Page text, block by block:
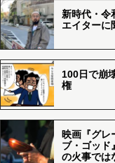
新時代・令
エイターに
100日で崩
権
映画『グレ
ブ・ゴッド
の火事では